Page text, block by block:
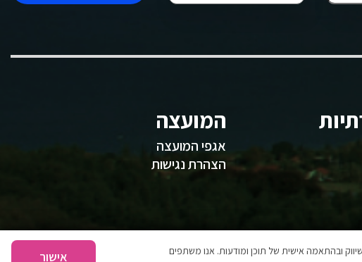
המועצה
אגפי המועצה
הצהרת נגישות
ובהתאמה אישית של תוכן ומודעות. אנו משתפים
אישור